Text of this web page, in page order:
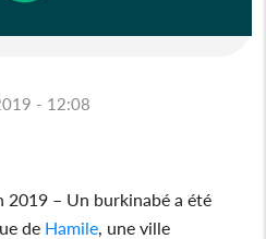
- 12:08
– Un burkinabé a été
de Hamile , une ville